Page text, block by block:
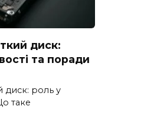
диск:
та поради
диск: роль у
таке